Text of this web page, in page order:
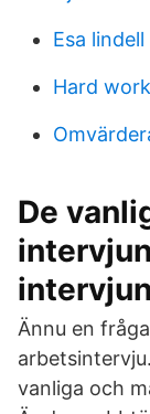
Esa
Hard
De
intervjun
Ännu en
vanliga och